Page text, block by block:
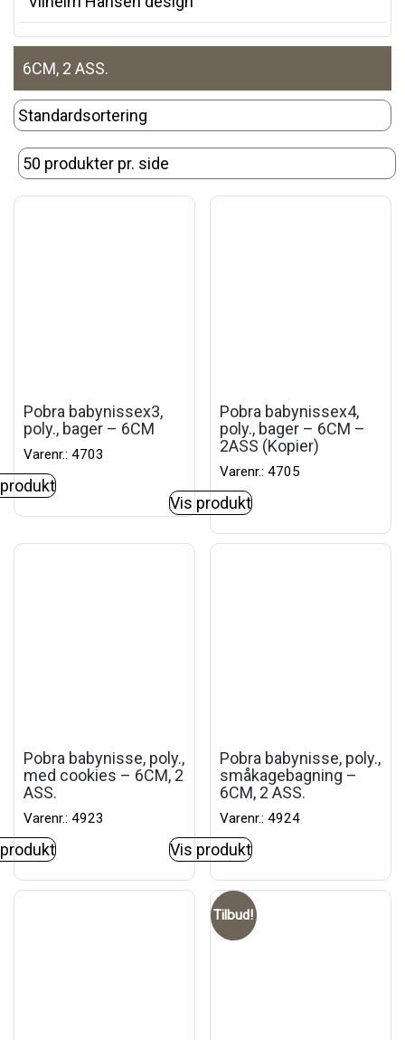
6CM, 2 ASS.
Pobra babynissex3,
poly., bager – 6CM
Varenr.: 4703
Pobra babynissex4,
poly., bager – 6CM –
2ASS (Kopier)
Varenr.: 4705
Vis produkt
Pobra babynisse, poly.,
med cookies – 6CM, 2
ASS.
Varenr.: 4923
Pobra babynisse, poly.,
småkagebagning –
6CM, 2 ASS.
Varenr.: 4924
Vis produkt
Tilbud!